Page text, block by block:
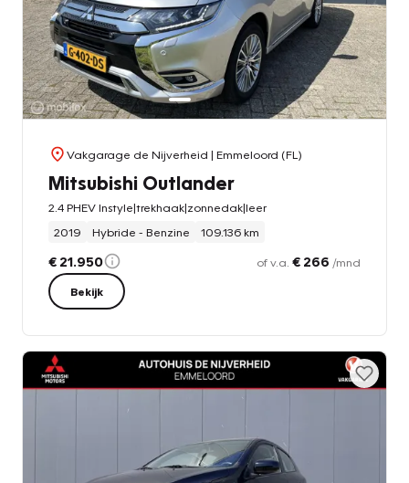
Vakgarage de Nijverheid | Emmeloord (FL)
Mitsubishi Outlander
2.4 PHEV Instyle|trekhaak|zonnedak|leer
2019
Hybride - Benzine 109.136 km
€ 21.950 of v.a. € 266 /mnd
Bekijk